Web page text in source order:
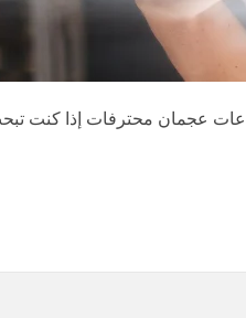
عجمان محترفات إذا كنت